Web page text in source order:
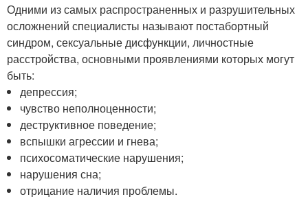
Одними из самых распространенных и разрушительных
осложнений специалисты называют постабортный
синдром, сексуальные дисфункции, личностные
расстройства, основными проявлениями которых могут
быть:
депрессия;
чувство неполноценности;
деструктивное поведение;
вспышки агрессии и гнева;
психосоматические нарушения;
нарушения сна;
отрицание наличия проблемы.